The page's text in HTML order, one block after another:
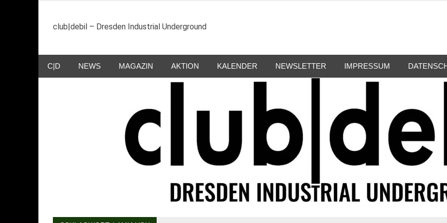
springen
club|debil – Dresden Industrial Underground
C|D NEWS MAGAZIN AKTION KALENDER NEWSLETTER IMPRESSUM